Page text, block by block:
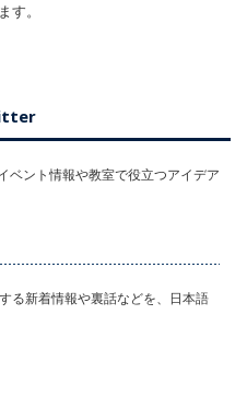
。
ベント情報や教室で役立つアイデア
る新着情報や裏話などを、日本語